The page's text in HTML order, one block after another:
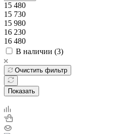
15 480
15 730
15 980
16 230
16 480
В наличии (3)
Очистить фильтр
Показать